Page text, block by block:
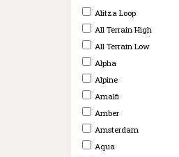
Alitza Loop
All Terrain High
All Terrain Low
Alpha
Alpine
Amalfi
Amber
Amsterdam
Aqua